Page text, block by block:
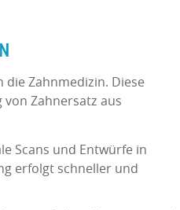
die Zahnmedizin. Diese
Zahnersatz aus
Scans und Entwürfe in
erfolgt schneller und